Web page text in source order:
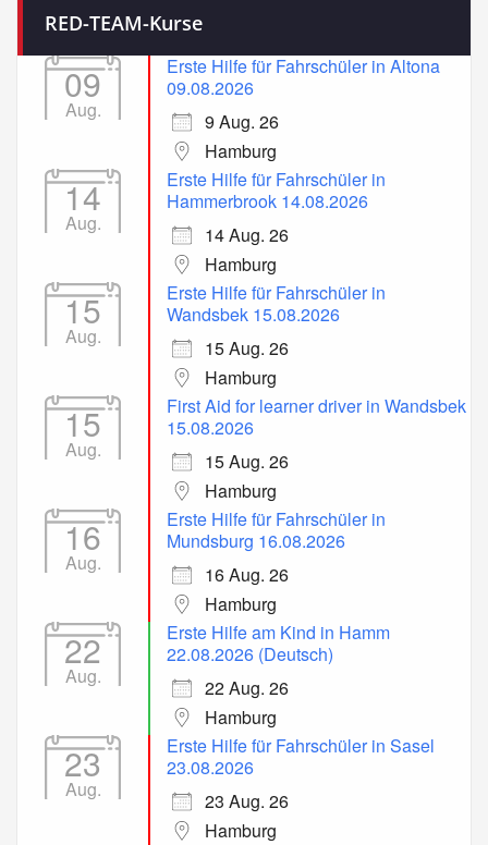
RED-TEAM-Kurse
09
Aug.
Erste Hilfe für Fahrschüler in Altona
09.08.2026
9 Aug. 26
Hamburg
14
Aug.
Erste Hilfe für Fahrschüler in
Hammerbrook 14.08.2026
14 Aug. 26
Hamburg
15
Aug.
Erste Hilfe für Fahrschüler in
Wandsbek 15.08.2026
15 Aug. 26
Hamburg
15
Aug.
First Aid for learner driver in Wandsbek
15.08.2026
15 Aug. 26
Hamburg
16
Aug.
Erste Hilfe für Fahrschüler in
Mundsburg 16.08.2026
16 Aug. 26
Hamburg
22
Aug.
Erste Hilfe am Kind in Hamm
22.08.2026 (Deutsch)
22 Aug. 26
Hamburg
23
Aug.
Erste Hilfe für Fahrschüler in Sasel
23.08.2026
23 Aug. 26
Hamburg